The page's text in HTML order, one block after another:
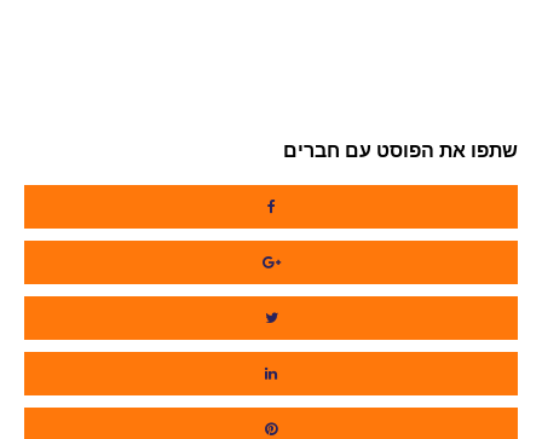
שתפו את הפוסט עם חברים